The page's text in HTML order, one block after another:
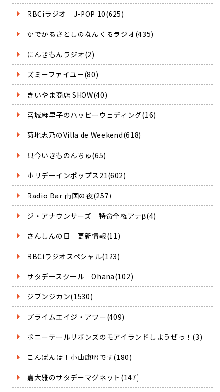
RBCiラジオ J-POP 10(625)
かでかるさとしのなんくるラジオ(435)
にんきもんラジオ(2)
ズミーファイユー(80)
きいやま商店 SHOW(40)
宮城麻里子のハッピーウェディング(16)
菊地志乃のVilla de Weekend(618)
只今いきものんちゅ(65)
ホリデーインポップス21(602)
Radio Bar 南国の夜(257)
ジ・アナウンサーズ 特命全権アナβ(4)
さんしんの日 更新情報(11)
RBCiラジオスペシャル(123)
サタデースクール Ohana(102)
ジブンジカン(1530)
プライムエイジ・アワー(409)
ポニーテールリボンズのモアイランドしようぜっ！(3)
こんばんは！小山康昭です(180)
嘉大雅のサタデーマグネット(147)